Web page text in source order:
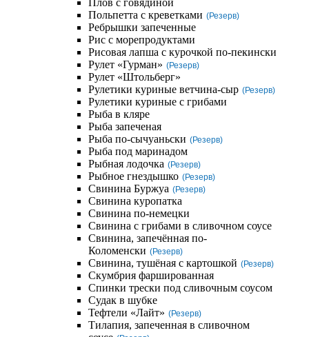
Плов с говядиной
Польпетта с креветками (Резерв)
Ребрышки запеченные
Рис с морепродуктами
Рисовая лапша с курочкой по-пекински
Рулет «Гурман» (Резерв)
Рулет «Штольберг»
Рулетики куриные ветчина-сыр (Резерв)
Рулетики куриные с грибами
Рыба в кляре
Рыба запеченая
Рыба по-сычуаньски (Резерв)
Рыба под маринадом
Рыбная лодочка (Резерв)
Рыбное гнездышко (Резерв)
Свинина Буржуа (Резерв)
Свинина куропатка
Свинина по-немецки
Свинина с грибами в сливочном соусе
Свинина, запечённая по-
Коломенски (Резерв)
Свинина, тушёная с картошкой (Резерв)
Скумбрия фаршированная
Спинки трески под сливочным соусом
Судак в шубке
Тефтели «Лайт» (Резерв)
Тилапия, запеченная в сливочном